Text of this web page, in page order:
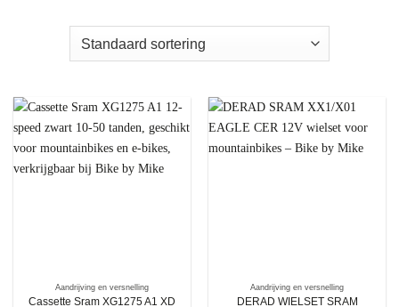
Aandrijving en versnelling
Cassette Sram XG1275 A1 XD
Aandrijving en versnelling
DERAD WIELSET SRAM